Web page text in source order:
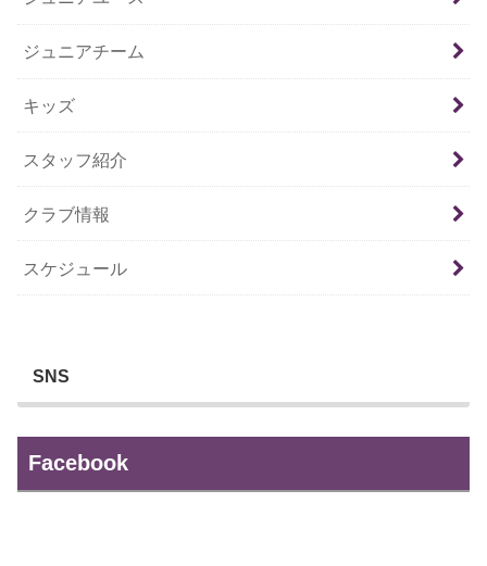
ジュニアチーム
キッズ
スタッフ紹介
クラブ情報
スケジュール
SNS
Facebook